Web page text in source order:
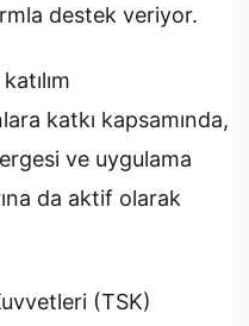
destek veriyor.
katkı kapsamında,
ve uygulama
da aktif olarak
(TSK)